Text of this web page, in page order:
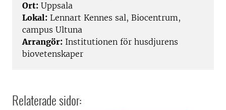
Ort: Uppsala
Lokal: Lennart Kennes sal, Biocentrum,
campus Ultuna
Arrangör: Institutionen för husdjurens
biovetenskaper
Relaterade sidor: